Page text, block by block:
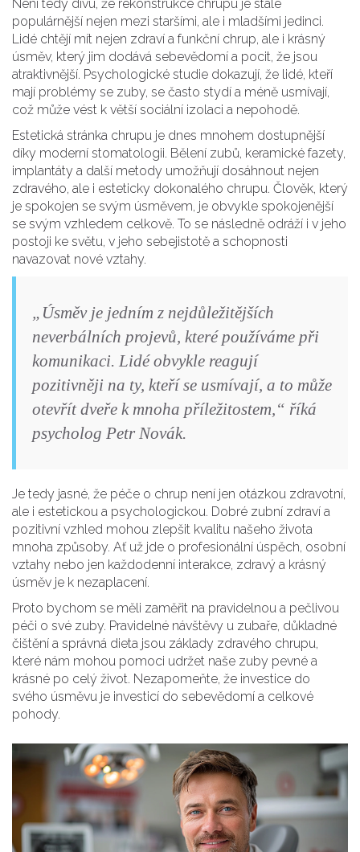
Není tedy divu, že rekonstrukce chrupu je stále
populárnější nejen mezi staršími, ale i mladšími jedinci.
Lidé chtějí mít nejen zdraví a funkční chrup, ale i krásný
úsměv, který jim dodává sebevědomí a pocit, že jsou
atraktivnější. Psychologické studie dokazují, že lidé, kteří
mají problémy se zuby, se často stydí a méně usmívají,
což může vést k větší sociální izolaci a nepohodě.
Estetická stránka chrupu je dnes mnohem dostupnější
díky moderní stomatologii. Bělení zubů, keramické fazety,
implantáty a další metody umožňují dosáhnout nejen
zdravého, ale i esteticky dokonalého chrupu. Člověk, který
je spokojen se svým úsměvem, je obvykle spokojenější
se svým vzhledem celkově. To se následně odráží i v jeho
postoji ke světu, v jeho sebejistotě a schopnosti
navazovat nové vztahy.
„Úsměv je jedním z nejdůležitějších
neverbálních projevů, které používáme při
komunikaci. Lidé obvykle reagují
pozitivněji na ty, kteří se usmívají, a to může
otevřít dveře k mnoha příležitostem,“ říká
psycholog Petr Novák.
Je tedy jasné, že péče o chrup není jen otázkou zdravotní,
ale i estetickou a psychologickou. Dobré zubní zdraví a
pozitivní vzhled mohou zlepšit kvalitu našeho života
mnoha způsoby. Ať už jde o profesionální úspěch, osobní
vztahy nebo jen každodenní interakce, zdravý a krásný
úsměv je k nezaplacení.
Proto bychom se měli zaměřit na pravidelnou a pečlivou
péči o své zuby. Pravidelné návštěvy u zubaře, důkladné
čištění a správná dieta jsou základy zdravého chrupu,
které nám mohou pomoci udržet naše zuby pevné a
krásné po celý život. Nezapomeňte, že investice do
svého úsměvu je investicí do sebevědomí a celkové
pohody.